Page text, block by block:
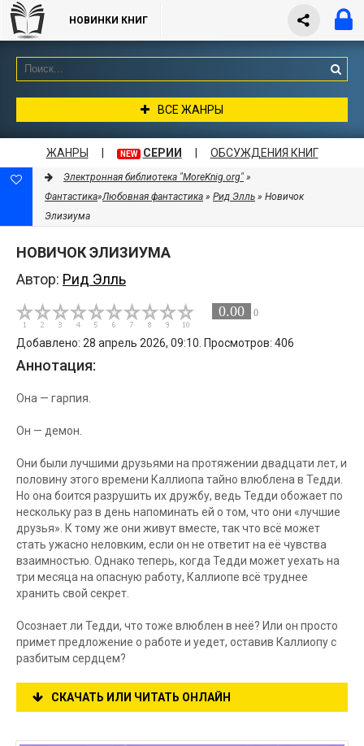
НОВИНКИ КНИГ
ВСЕ ЖАНРЫ
ЖАНРЫ NEW СЕРИИ ОБСУЖДЕНИЯ КНИГ
Электронная библиотека "MoreKnig.org" »
Фантастика»Любовная фантастика » Рид Элль » Новичок
Элизиума
НОВИЧОК ЭЛИЗИУМА
Автор: Рид Элль
0.00 0
Добавлено: 28 апрель 2026, 09:10. Просмотров: 406
Аннотация:
Она — гарпия.
Он — демон.
Они были лучшими друзьями на протяжении двадцати лет, и
половину этого времени Каллиопа тайно влюблена в Тедди.
Но она боится разрушить их дружбу, ведь Тедди обожает по
нескольку раз в день напоминать ей о том, что они «лучшие
друзья». К тому же они живут вместе, так что всё может
стать ужасно неловким, если он не ответит на её чувства
взаимностью. Однако теперь, когда Тедди может уехать на
три месяца на опасную работу, Каллиопе всё труднее
хранить свой секрет.
Осознает ли Тедди, что тоже влюблен в неё? Или он просто
примет предложение о работе и уедет, оставив Каллиопу с
разбитым сердцем?
СКАЧАТЬ ИЛИ ЧИТАТЬ ОНЛАЙН